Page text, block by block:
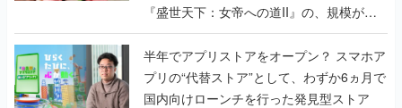
『盛世天下：女帝への道II』の、規模が違
うこだわりをプロデューサーに聞いた
半年でアプリストアをオープン？ スマホア
プリの“代替ストア”として、わずか6ヵ月で
国内向けローンチを行った発見型ストア